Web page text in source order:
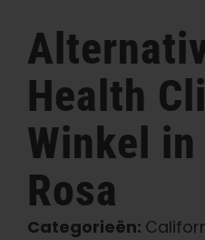
Over
Pheno jagen
Behoud van
Health
Winkel in
Rosa
Categorieën: